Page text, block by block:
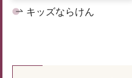
キッズならけん